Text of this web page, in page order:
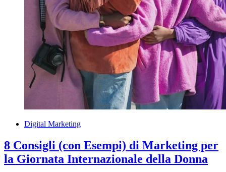
Digital Marketing
8 Consigli (con Esempi) di Marketing per
la Giornata Internazionale della Donna